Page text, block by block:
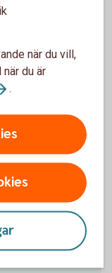
och bygg
vad som faktiskt
för
riktningen.
när du vill,
du är
.